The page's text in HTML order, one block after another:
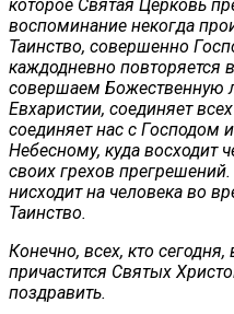
которое Святая Церковь
воспоминание некогда
Таинство, совершенно
каждодневно повторяется
совершаем Божественную
Евхаристии, соединяет
соединяет нас с Господом
Небесному, куда восходит
своих грехов
нисходит на человека во
Таинство.
Конечно, всех, кто
причастится Святых
поздравить.